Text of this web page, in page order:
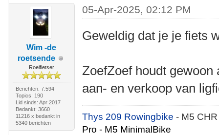
Wim -de
roetsende
Roeifietser
Berichten: 7.594
Topics: 190
Lid sinds: Apr 2017
Bedankt: 3660
11216 x bedankt in
5340 berichten
05-Apr-2025, 02:12 PM
Geweldig dat je je fiets
ZoefZoef houdt
aan- en verkoop van
Thys 209 Rowingbike- M5
Pro - M5 MinimalBike